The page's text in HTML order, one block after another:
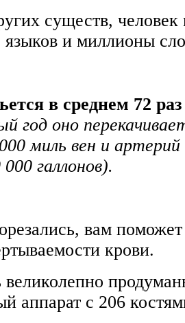
существ, человек
языков и миллионы
в среднем 72
год оно
миль вен и
галлонов).
вам
крови.
великолепно
аппарат с 206